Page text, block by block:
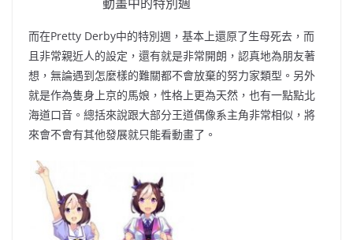
而在Pretty Derby中的特別週 ， 基本上還原了生母死去 ， 而
且非常親近人的設定 ， 還有就是非常開朗 ， 認真地為朋友著
想 ， 無論遇到怎麼樣的難關都不會放棄的努力家類型 。 另外
就是作為隻身上京的馬娘 ， 性格上更為天然 ， 也有一點點北
海道口音 。 總括來說跟大部分王道偶像系主角非常相似 ， 將
來會不會有其他發展就只能看動畫了 。